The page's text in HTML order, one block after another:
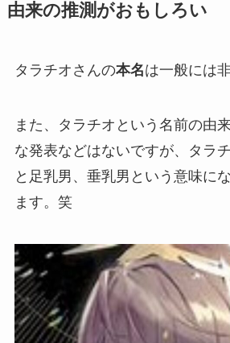
由来の推測がおもしろい
タラチオさんの本名は一般には
また、タラチオという名前の由
な発表などはないですが、タラ
と足乳男、垂乳男 という意味に
ます。笑